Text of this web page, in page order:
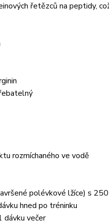
řetězců na peptidy,
rozmíchaného ve vodě
polévkové lžíce) s
hned po tréninku
dávku večer